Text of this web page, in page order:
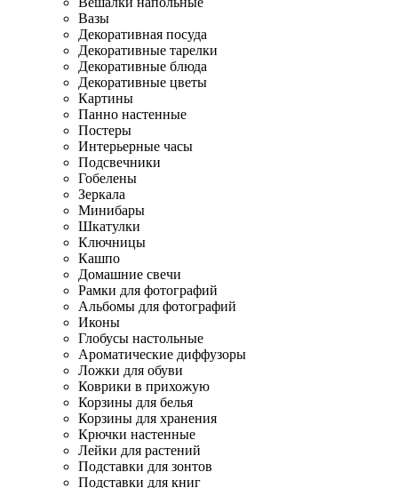
Вазы
Декоративная посуда
Декоративные тарелки
Декоративные блюда
Декоративные цветы
Картины
Панно настенные
Постеры
Интерьерные часы
Подсвечники
Гобелены
Зеркала
Минибары
Шкатулки
Ключницы
Кашпо
Домашние свечи
Рамки для фотографий
Альбомы для фотографий
Иконы
Глобусы настольные
Ароматические диффузоры
Ложки для обуви
Коврики в прихожую
Корзины для белья
Корзины для хранения
Крючки настенные
Лейки для растений
Подставки для зонтов
Подставки для книг